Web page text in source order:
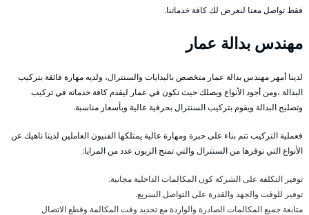
فقط تواصل معنا لنعرض لك كافة خدماتنا.
مهندس بدالة عمار
لدينا أمهر مهندس بدالة عمار متخصص بالبدايات والسنترال، ولديه مهارة فائقة بتركيب
البدالة ،ومن أجود الأنواع ويصلك حيث تكون في عمار ليقدم كافة خدماته في تركيب
وتصليح البدالة ويقوم بتركيب السنترال بحرفية عالية وبأسعار مناسبة.
فعملية التركيب تتم بناء على خبرة ومهارة عالية يمتلكها الفنيون العاملين لدينا ناهيك عن
الأنواع التي نوفرها من السنترال والتي تمنح الزبون عدد من المزايا:
توفير التكلفة على الشركة كون المكالمات الداخلية مجانية.
توفير للوقت والجهد والقدرة على التواصل السريع.
متابعة جميع المكالمات الصادرة والواردة مع تحديد وقت المكالمة وقطع الاتصال